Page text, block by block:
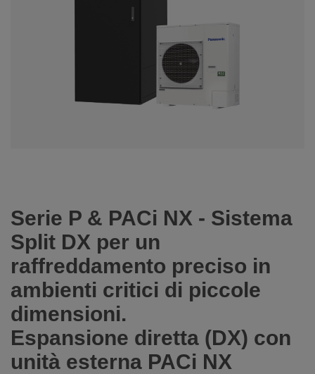
Serie P & PACi NX - Sistema
Split DX per un
raffreddamento preciso in
ambienti critici di piccole
dimensioni.
Espansione diretta (DX) con
unità esterna PACi NX